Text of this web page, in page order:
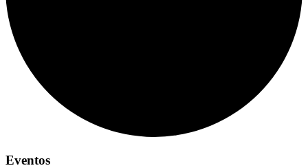
Eventos